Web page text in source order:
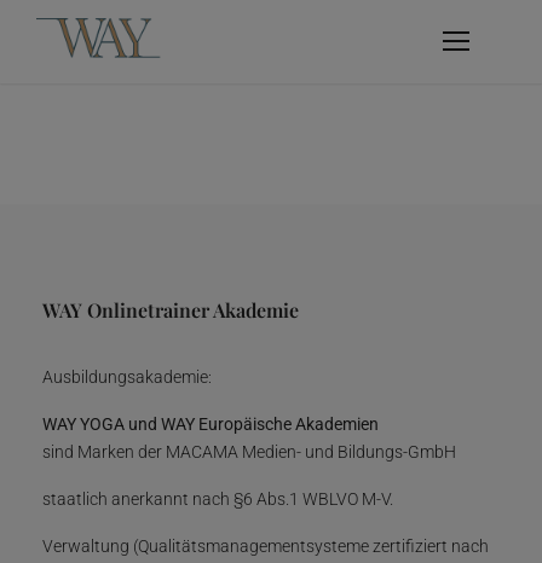
WAY Onlinetrainer Akademie
Ausbildungsakademie:
WAY YOGA und WAY Europäische Akademien
sind Marken der MACAMA Medien- und Bildungs-GmbH
staatlich anerkannt nach §6 Abs.1 WBLVO M-V.
Verwaltung (Qualitätsmanagementsysteme zertifiziert nach